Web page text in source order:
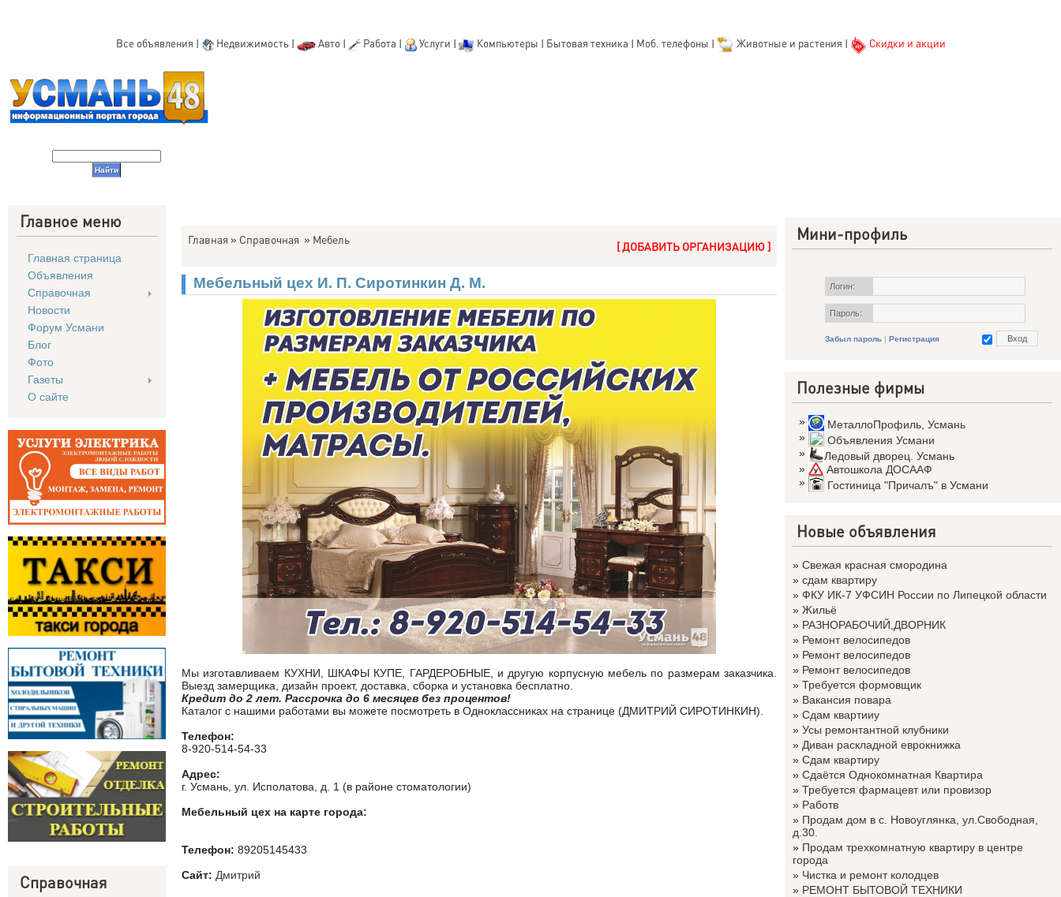
Все объявления | Недвижимость | Авто| Работа | Услуги | Компьютеры | Бытовая техника | Моб. телефоны | Животные и растения | Скидки и акции
Главное меню
Главная страница
Объявления
Справочная
Новости
Форум Усмани
Блог
Фото
Газеты
О сайте
Справочная
Главная » Справочная » Мебель [ ДОБАВИТЬ ОРГАНИЗАЦИЮ ]
Мебельный цех И. П. Сиротинкин Д. М.
Мы изготавливаем КУХНИ, ШКАФЫ КУПЕ, ГАРДЕРОБНЫЕ, и другую корпусную мебель по размерам заказчика.
Выезд замерщика, дизайн проект, доставка, сборка и установка бесплатно.
Кредит до 2 лет. Рассрочка до 6 месяцев без процентов!
Каталог с нашими работами вы можете посмотреть в Одноклассниках на странице (ДМИТРИЙ СИРОТИНКИН).
Телефон:
8-920-514-54-33
Адрес:
г. Усмань, ул. Исполатова, д. 1 (в районе стоматологии)
Мебельный цех на карте города:
Телефон: 89205145433
Сайт: Дмитрий
Мини-профиль
Логин:
Пароль:
Забыл пароль | Регистрация
Полезные фирмы
» МеталлоПрофиль Усмань
»
Объявления Усмани
»
Ледовый дворец. Усмань
»
Автошкола ДОСААФ
»
Гостиница "Причалъ" в Усмани
Новые объявления
» Свежая красная смородина
» сдам квартиру
» ФКУ ИК-7 УФСИН России по Липецкой области
» Жильё
» РАЗНОРАБОЧИЙ,ДВОРНИК
» Ремонт велосипедов
» Ремонт велосипедов
» Ремонт велосипедов
» Требуется формовщик
» Вакансия повара
» Сдам квартииу
» Усы ремонтантной клубники
» Диван раскладной еврокнижка
» Сдам квартиру
» Сдаётся Однокомнатная Квартира
» Требуется фармацевт или провизор
» Работв
» Продам дом в с. Новоуглянка, ул.Свободная,
д.30.
» Продам трехкомнатную квартиру в центре
города
» Чистка и ремонт колодцев
» РЕМОНТ БЫТОВОЙ ТЕХНИКИ